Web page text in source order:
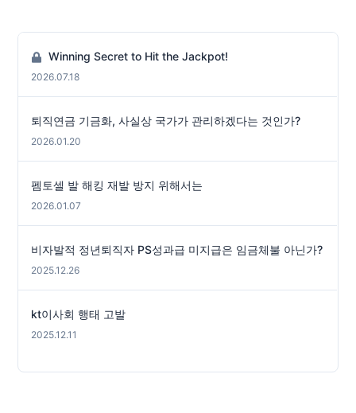
Winning Secret to Hit the Jackpot!
2026.07.18
퇴직연금 기금화, 사실상 국가가 관리하겠다는 것인가?
2026.01.20
펨토셀 발 해킹 재발 방지 위해서는
2026.01.07
비자발적 정년퇴직자 PS성과급 미지급은 임금체불 아닌가?
2025.12.26
kt이사회 행태 고발
2025.12.11